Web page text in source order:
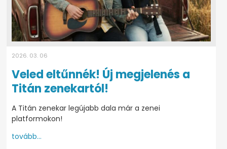
2026. 03. 06
Veled eltűnnék! Új megjelenés a
Titán zenekartól!
A Titán zenekar legújabb dala már a zenei
platformokon!
tovább...